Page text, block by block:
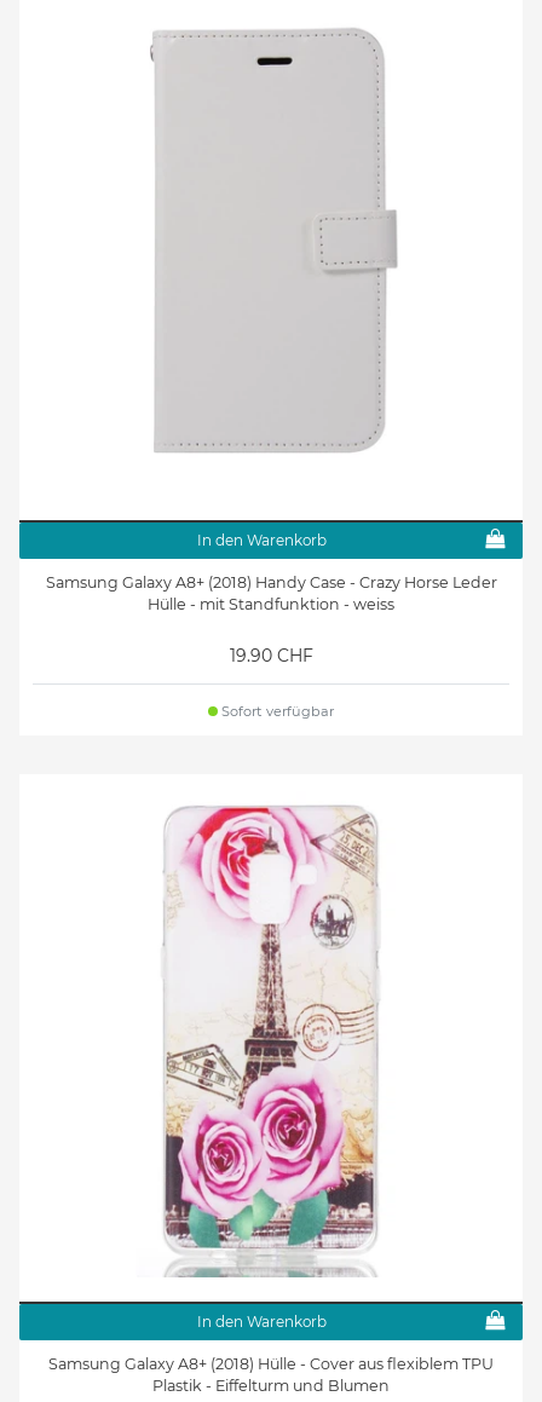
In den Warenkorb
Samsung Galaxy A8+ (2018) Handy Case - Crazy Horse Leder
Hülle - mit Standfunktion - weiss
19.90 CHF
Sofort verfügbar
In den Warenkorb
Samsung Galaxy A8+ (2018) Hülle - Cover aus flexiblem TPU
Plastik - Eiffelturm und Blumen